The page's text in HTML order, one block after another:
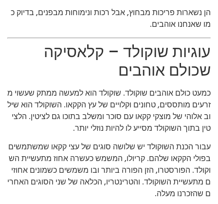
הן נשארות פריכות מבחוץ, אבל רכות ונימוחות מבפנים, בדיוק כ
מו שאנחנו אוהבים.
עוגיות שוקולד – קלאסיקה
שכולם אוהבים
כמעט כולם אוהבים שוקולד. שוקולד הוא למעשה ממתק שעשוי מ
זרעים מותססים, טחונים וקלויים של עץ הקקאו. השוקולד הוא שיל
וב אלוהי של מוצקי קקאו עם סוכר ומשלב בתוכו גם לציטין. הלצי
טין בתוך השוקולד מסייע לו להיות נוזלי יותר.
עבור הכנת השוקולד יש שלושה סוגים של עצי קקאו שמשתמשים
בפולי הקקאו שלהם. קריולו, המשמש כעשרה אחוז מתעשיית הש
וקולד. הפורסטרו, הזן הפורה ביותר ובו משמשים כשמונים אחוזי
ם מתעשיית השוקולד. והטרינטריו, הכלאה של שני הסוגים האחרי
ם שהזכרנו מעלה.